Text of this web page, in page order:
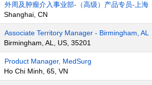
外周及肿瘤介入事业部-（高级）产品专员-上海
Shanghai, CN
Associate Territory Manager - Birmingham, AL
Birmingham, AL, US, 35201
Product Manager, MedSurg
Ho Chi Minh, 65, VN